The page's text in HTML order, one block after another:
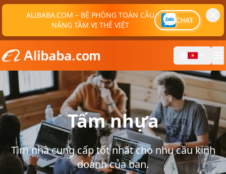
ALIBABA.COM – BỆ PHÓNG TOÀN CẦU
NÂNG TẦM VỊ THẾ VIỆT
CHAT
Tấm nhựa
Tìm nhà cung cấp tốt nhất cho nhu cầu kinh
doanh của bạn.